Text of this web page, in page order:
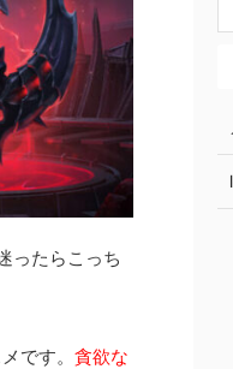
ったらこっち
です。 貪欲な